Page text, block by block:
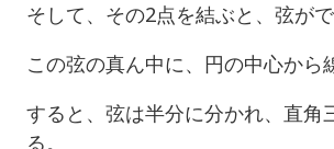
そして、その2点を結ぶと、弦がで
この弦の真ん中に、円の中心から
すると、弦は半分に分かれ、直角
る。